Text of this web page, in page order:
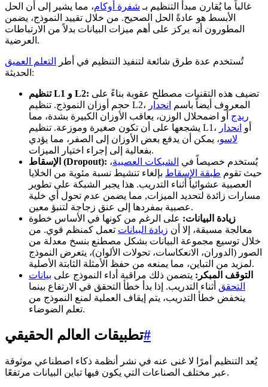
غالباً ما يُقارن مبدأ التنظيم بـ شفرة أوكام، مما يشير إلى أن الحل
الأبسط هو عادةً الحل الصحيح. من خلال تقييد النموذج، يضمن
المطورون أنه يركز على أهم ميزات البيانات بدلاً من الارتباطات
العرضية.
تُستخدم عدة طرق شائعة لتنفيذ التنظيم في أطر
التعلم العميق
الحديثة:
تنظيم L1 و L2:
حجم أوزان النموذج. تنظيم L2، المعروف أيضاً باسم
انحدار
ريدج أو اضمحلال الوزن، يعاقب الأوزان الكبيرة بشدة، مما
يشجعها على أن تكون صغيرة وموزعة. تنظيم L1، أو انحدار
لاسو، يمكن أن يدفع بعض الأوزان إلى الصفر، مما يؤدي
بفعالية إلى إجراء اختيار الميزات.
الإسقاط (Dropout):
يُستخدم خصيصاً في الشبكات العصبية،
حيث تقوم طبقة الإسقاط بإلغاء تنشيط نسبة مئوية من الخلايا
العصبية عشوائياً أثناء التدريب. هذا يجبر الشبكة على تطوير
مسارات زائدة لتحديد الميزات, مما يضمن عدم تحول أي خلية
عصبية بمفردها إلى عنق زجاجة لتنبؤ معين.
زيادة البيانات: على الرغم من كونها في الأساس خطوة
معالجة مسبقة، إلا أن زيادة البيانات تعمل كمنظم قوي. من
خلال توسيع مجموعة البيانات بشكل مصطنع بنسخ معدلة من
الصور (الدوران، الانعكاسات، تحولات الألوان)، يتعرض النموذج
لمزيد من التباين، مما يمنعه من حفظ الأمثلة الثابتة الأصلية.
التوقف المبكر: يتضمن ذلك مراقبة أداء النموذج على بيانات
التحقق أثناء التدريب. إذا بدأ خطأ التحقق في الارتفاع بينما
ينخفض خطأ التدريب، يتم إيقاف العملية لمنع النموذج من
تعلم الضوضاء.
تطبيقات العالم الحقيقي#
يُعد التنظيم أمرًا لا غنى عنه في نشر أنظمة ذكاء اصطناعي موثوقة
عبر مختلف الصناعات التي يكون فيها تباين البيانات مرتفعًا.